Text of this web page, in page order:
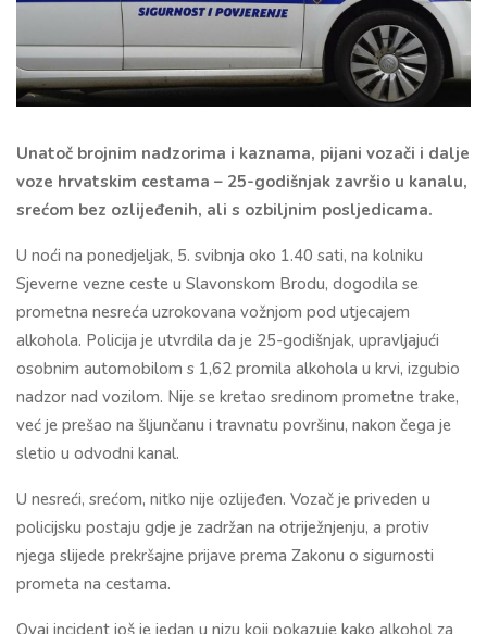
Unatoč brojnim nadzorima i kaznama, pijani vozači i dalje
voze hrvatskim cestama – 25-godišnjak završio u kanalu,
srećom bez ozlijeđenih, ali s ozbiljnim posljedicama.
U noći na ponedjeljak, 5. svibnja oko 1.40 sati, na kolniku
Sjeverne vezne ceste u Slavonskom Brodu, dogodila se
prometna nesreća uzrokovana vožnjom pod utjecajem
alkohola. Policija je utvrdila da je 25-godišnjak, upravljajući
osobnim automobilom s 1,62 promila alkohola u krvi, izgubio
nadzor nad vozilom. Nije se kretao sredinom prometne trake,
već je prešao na šljunčanu i travnatu površinu, nakon čega je
sletio u odvodni kanal.
U nesreći, srećom, nitko nije ozlijeđen. Vozač je priveden u
policijsku postaju gdje je zadržan na otriježnjenju, a protiv
njega slijede prekršajne prijave prema Zakonu o sigurnosti
prometa na cestama.
Ovaj incident još je jedan u nizu koji pokazuje kako alkohol za